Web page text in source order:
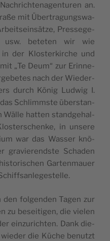
an.
mit Über­tra­gungs­wa­
Pres­se­ge­
usw. bete­ten wir wie
der Klos­ter­kir­che und
„Te Deum“ zur Erin­ne­
nach der Wie­der­
durch König Lud­wig I.
das Schlimms­te über­stan­
Wäl­le hat­ten stand­ge­hal­
in unse­re
war das Was­ser knö­
gra­vie­rends­te Scha­den
Gar­ten­mau­er
fol­gen­den Tagen zur
zu besei­ti­gen, die vie­len
ein­zu­rich­ten. Dank die­
die Küche benutzt